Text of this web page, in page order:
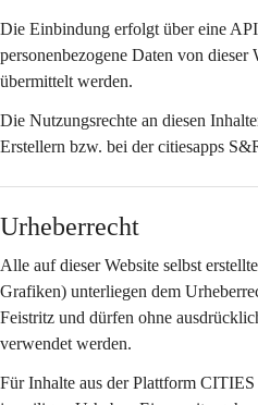
Die Einbindung erfolgt über eine
personenbezogene Daten von dieser
übermittelt werden.
Die Nutzungsrechte an diesen
Erstellern bzw. bei der citiesapps
Urheberrecht
Alle auf dieser Website selbst
Grafiken) unterliegen dem
Feistritz und dürfen ohne
verwendet werden.
Für Inhalte aus der Plattform